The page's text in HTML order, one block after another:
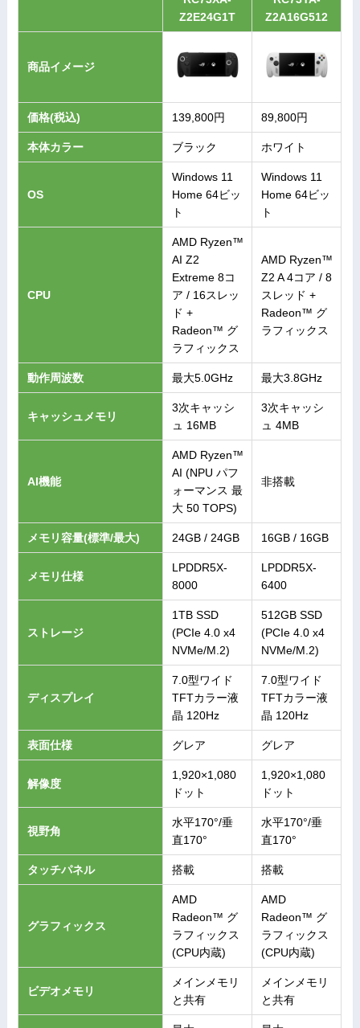
Z2E24G1T
Z2A16G512
商品イメージ
価格(税込) 139,800円 89,800円
本体カラー ブラック ホワイト
OS
Windows 11
Home 64ビッ
ト
Windows 11
Home 64ビッ
ト
CPU
AMD Ryzen™
AI Z2
Extreme 8コ
ア / 16スレッ
ド +
Radeon™ グ
ラフィックス
AMD Ryzen™
Z2 A 4コア / 8
スレッド +
Radeon™ グ
ラフィックス
動作周波数 最大5.0GHz 最大3.8GHz
キャッシュメモリ
3次キャッシ
ュ 16MB
3次キャッシ
ュ 4MB
AI機能
AMD Ryzen™
AI (NPU パフ
ォーマンス 最
大 50 TOPS)
非搭載
メモリ容量(標準/最大) 24GB / 24GB 16GB / 16GB
メモリ仕様
LPDDR5X-
8000
LPDDR5X-
6400
ストレージ
1TB SSD
(PCIe 4.0 x4
NVMe/M.2)
512GB SSD
(PCIe 4.0 x4
NVMe/M.2)
ディスプレイ
7.0型ワイド
TFTカラー液
晶 120Hz
7.0型ワイド
TFTカラー液
晶 120Hz
表面仕様 グレア グレア
解像度
1,920×1,080
ドット
1,920×1,080
ドット
視野角
水平170°/垂
直170°
水平170°/垂
直170°
タッチパネル 搭載 搭載
グラフィックス
AMD
Radeon™ グ
ラフィックス
(CPU内蔵)
AMD
Radeon™ グ
ラフィックス
(CPU内蔵)
ビデオメモリ
メインメモリ
と共有
メインメモリ
と共有